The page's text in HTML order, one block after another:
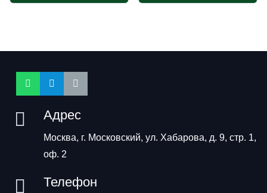
Адрес
Москва, г. Московский, ул. Хабарова, д. 9, стр. 1,
оф. 2
Телефон